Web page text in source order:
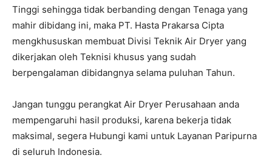
Tinggi sehingga tidak berbanding dengan Tenaga yang
mahir dibidang ini, maka PT. Hasta Prakarsa Cipta
mengkhususkan membuat Divisi Teknik Air Dryer yang
dikerjakan oleh Teknisi khusus yang sudah
berpengalaman dibidangnya selama puluhan Tahun.
Jangan tunggu perangkat Air Dryer Perusahaan anda
mempengaruhi hasil produksi, karena bekerja tidak
maksimal, segera Hubungi kami untuk Layanan Paripurna
di seluruh Indonesia.